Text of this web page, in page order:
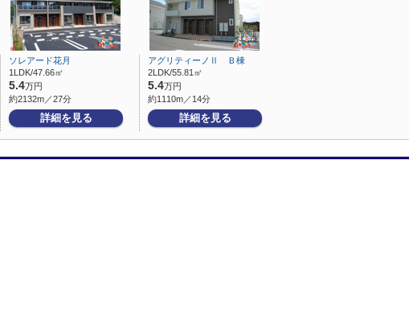
ソレアード花月
1LDK/47.66㎡
5.4万円
約2132m／27分
詳細を見る
アグリティーノⅡ Ｂ棟
2LDK/55.81㎡
5.4万円
約1110m／14分
詳細を見る